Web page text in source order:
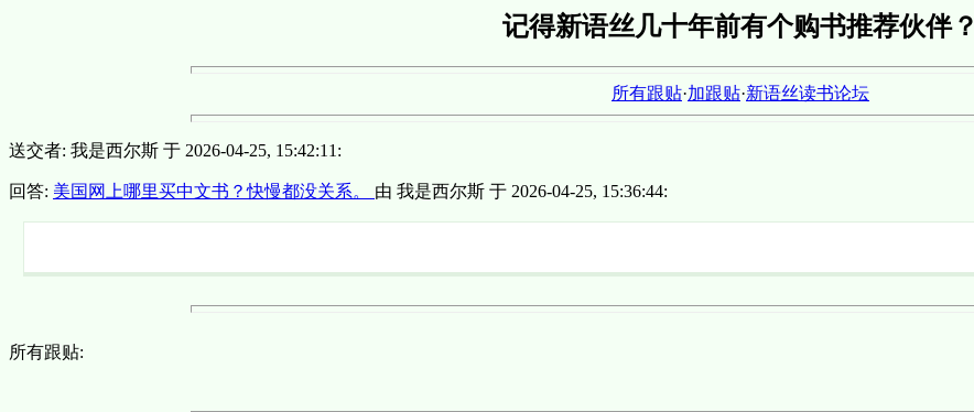
记得新语丝几十年前有个购书推荐伙伴？
所有跟贴·加跟贴·新语丝读书论坛
送交者: 我是西尔斯 于 2026-04-25, 15:42:11:
回答: 美国网上哪里买中文书？快慢都没关系。 由 我是西尔斯 于 2026-04-25, 15:36:44:
所有跟贴: